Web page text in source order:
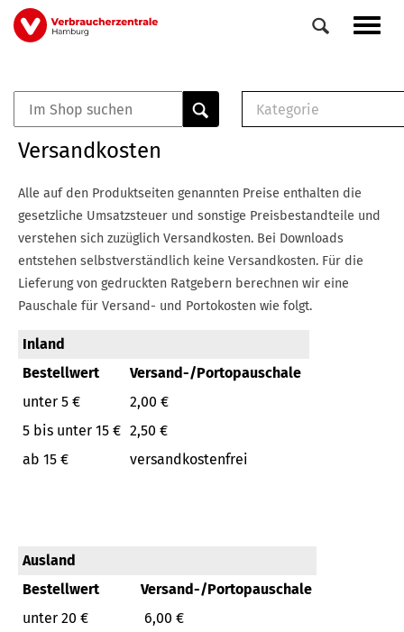
Direkt
zum
Veranstaltungen
0
Kategorie
E-Broschüre
Checklisten (PDF)
Broschüre
Buch
Versandkosten
Alle auf den Produktseiten genannten Preise enthalten die
gesetzliche Umsatzsteuer und sonstige Preisbestandteile und
verstehen sich zuzüglich Versandkosten. Bei Downloads
entstehen selbstverständlich keine Versandkosten. Für die
Lieferung von gedruckten Ratgebern berechnen wir eine
Pauschale für Versand- und Portokosten wie folgt.
Inland
Bestellwert
Versand-/Portopauschale
unter 5 €
2,00 €
5 bis unter 15 € 2,50 €
ab 15 €
versandkostenfrei
Ausland
Bestellwert
Versand-/Portopauschale
unter 20 €
6,00 €